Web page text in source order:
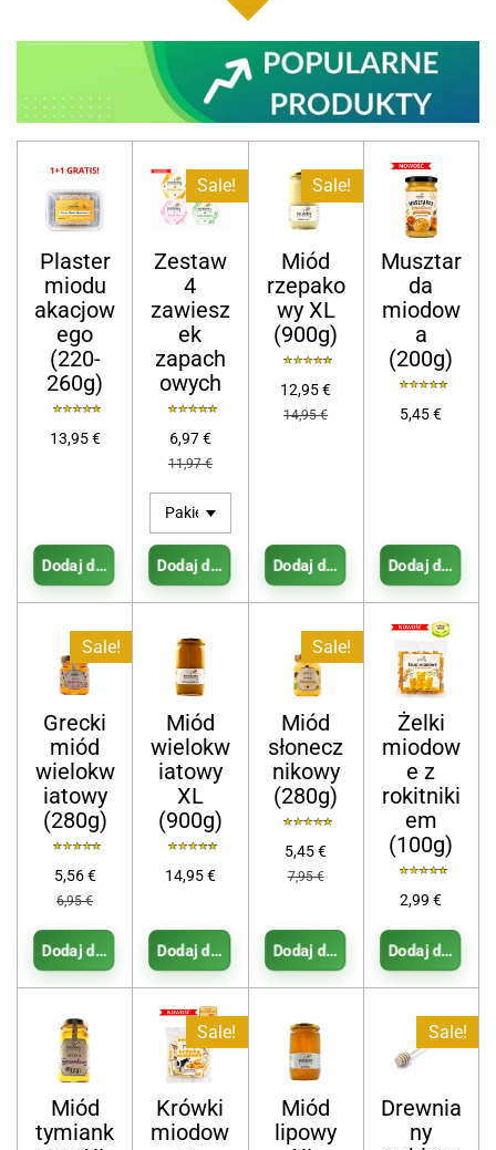
Plaster
miodu
akacjow
ego
(220-
260g)
13,95 €
Dodaj do koszyka
Sale!
Zestaw
4
zawiesz
ek
zapach
owych
6,97 €
11,97 €
Dodaj do koszyka
Sale!
Miód
rzepako
wy XL
(900g)
12,95 €
14,95 €
Dodaj do koszyka
Musztar
da
miodow
a
(200g)
5,45 €
Dodaj do
Sale!
Grecki
miód
wielokw
iatowy
(280g)
5,56 €
6,95 €
Dodaj do koszyka
Miód
wielokw
iatowy
XL
(900g)
14,95 €
Dodaj do koszyka
Sale!
Miód
słonecz
nikowy
(280g)
5,45 €
7,95 €
Dodaj do koszyka
Żelki
miodow
e z
rokitniki
em
(100g)
2,99 €
Dodaj do
Miód
tymiank
Sale!
Krówki
miodow
Miód
lipowy
Sale!
Drewnia
ny